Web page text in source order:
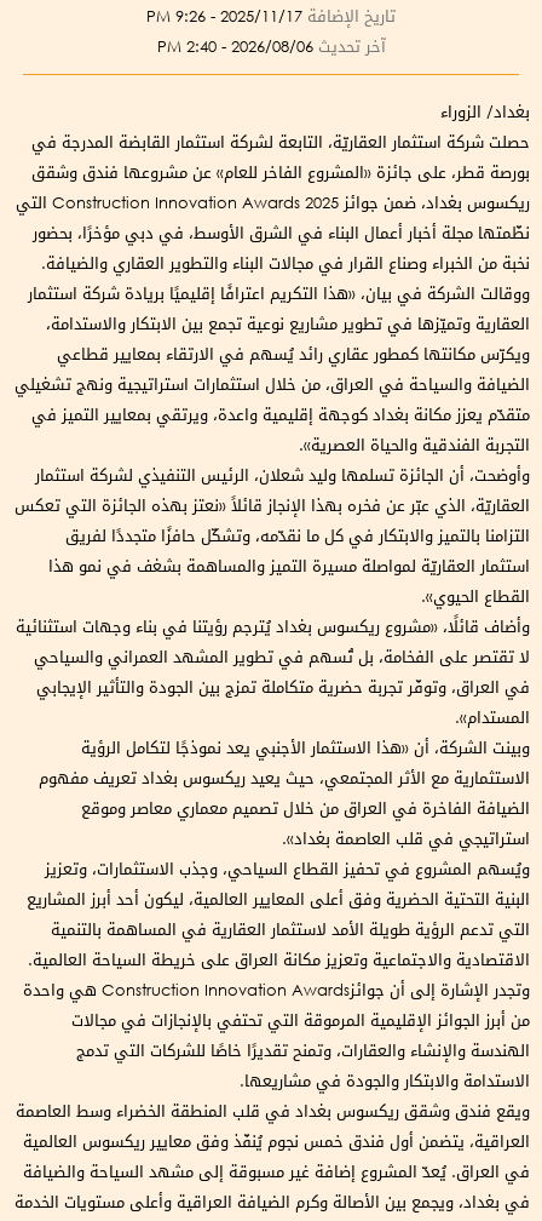
تاريخ الإضافة 2025/11/17 - 9:26 PM
آخر تحديث 2026/08/06 - 2:40 PM
بغداد/ الزوراء
حصلت شركة استثمار العقاريّة، التابعة لشركة استثمار القابضة المدرجة في
بورصة قطر، على جائزة «المشروع الفاخر للعام» عن مشروعها فندق وشقق
ريكسوس بغداد، ضمن جوائز Construction Innovation Awards 2025 التي
نظّمتها مجلة أخبار أعمال البناء في الشرق الأوسط، في دبي مؤخرًا، بحضور
نخبة من الخبراء وصناع القرار في مجالات البناء والتطوير العقاري والضيافة.
ووقالت الشركة في بيان، «هذا التكريم اعترافًا إقليميًا بريادة شركة استثمار
العقارية وتميّزها في تطوير مشاريع نوعية تجمع بين الابتكار والاستدامة،
ويكرّس مكانتها كمطور عقاري رائد يُسهم في الارتقاء بمعايير قطاعي
الضيافة والسياحة في العراق، من خلال استثمارات استراتيجية ونهج تشغيلي
متقدّم يعزز مكانة بغداد كوجهة إقليمية واعدة، ويرتقي بمعايير التميز في
التجربة الفندقية والحياة العصرية».
وأوضحت، أن الجائزة تسلمها وليد شعلان، الرئيس التنفيذي لشركة استثمار
العقاريّة، الذي عبّر عن فخره بهذا الإنجاز قائلاً «نعتز بهذه الجائزة التي تعكس
التزامنا بالتميز والابتكار في كل ما نقدّمه، وتشكّل حافزًا متجددًا لفريق
استثمار العقاريّة لمواصلة مسيرة التميز والمساهمة بشغف في نمو هذا
القطاع الحيوي».
وأضاف قائلًا، «مشروع ريكسوس بغداد يُترجم رؤيتنا في بناء وجهات استثنائية
لا تقتصر على الفخامة، بل تُسهم في تطوير المشهد العمراني والسياحي
في العراق، وتوفّر تجربة حضرية متكاملة تمزج بين الجودة والتأثير الإيجابي
المستدام».
وبينت الشركة، أن «هذا الاستثمار الأجنبي يعد نموذجًا لتكامل الرؤية
الاستثمارية مع الأثر المجتمعي، حيث يعيد ريكسوس بغداد تعريف مفهوم
الضيافة الفاخرة في العراق من خلال تصميم معماري معاصر وموقع
استراتيجي في قلب العاصمة بغداد».
ويُسهم المشروع في تحفيز القطاع السياحي، وجذب الاستثمارات، وتعزيز
البنية التحتية الحضرية وفق أعلى المعايير العالمية، ليكون أحد أبرز المشاريع
التي تدعم الرؤية طويلة الأمد لاستثمار العقارية في المساهمة بالتنمية
الاقتصادية والاجتماعية وتعزيز مكانة العراق على خريطة السياحة العالمية.
وتجدر الإشارة إلى أن جوائزConstruction Innovation Awards هي واحدة
من أبرز الجوائز الإقليمية المرموقة التي تحتفي بالإنجازات في مجالات
الهندسة والإنشاء والعقارات، وتمنح تقديرًا خاصًا للشركات التي تدمج
الاستدامة والابتكار والجودة في مشاريعها.
ويقع فندق وشقق ريكسوس بغداد في قلب المنطقة الخضراء وسط العاصمة
العراقية، يتضمن أول فندق خمس نجوم يُنفّذ وفق معايير ريكسوس العالمية
في العراق. يُعدّ المشروع إضافة غير مسبوقة إلى مشهد السياحة والضيافة
في بغداد، ويجمع بين الأصالة وكرم الضيافة العراقية وأعلى مستويات الخدمة